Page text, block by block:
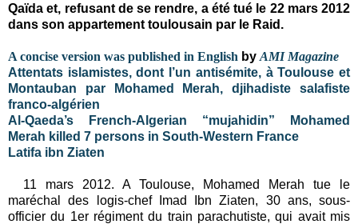
Qaïda et, refusant de se rendre, a été tué le 22 mars 2012
dans son appartement toulousain par le Raid.
A concise version was published in English by AMI Magazine
Attentats islamistes, dont l’un antisémite, à Toulouse et
Montauban par Mohamed Merah, djihadiste salafiste
franco-algérien
Al-Qaeda’s French-Algerian “mujahidin” Mohamed
Merah killed 7 persons in South-Western France
Latifa ibn Ziaten
11 mars 2012. AToulouse, Mohamed Merah tue le
maréchal des logis-chef Imad Ibn Ziaten, 30 ans, sous-
officier du 1er régiment du train parachutiste, qui avait mis